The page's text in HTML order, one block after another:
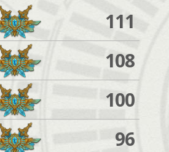
111
108
100
96